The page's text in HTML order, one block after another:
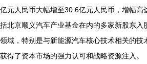
亿元人民币大幅增至30.6亿元人民币，增幅高
括北京顺义汽车产业基金在内的多家新股东入
领域，特别是与新能源汽车核心技术相关的技
获得了资本市场的强力认可和战略资源注入。